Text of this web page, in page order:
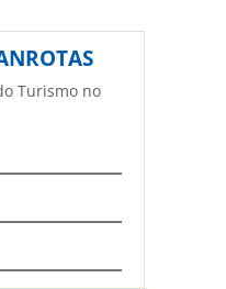
Turismo no